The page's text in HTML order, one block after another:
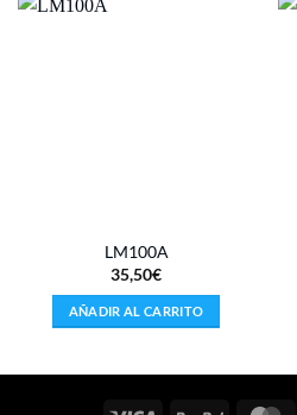
LM100A
35,50€
AÑADIR AL CARRITO